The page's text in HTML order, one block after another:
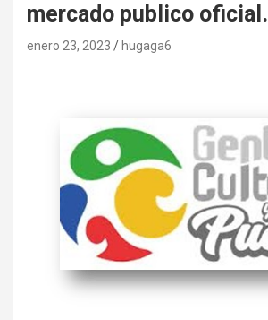
mercado publico oficial.
enero 23, 2023 hugaga6